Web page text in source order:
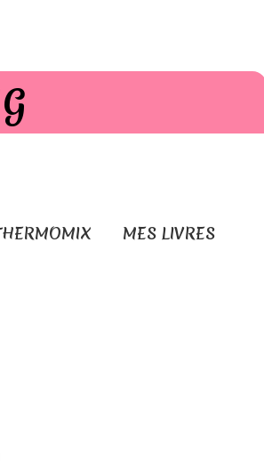
MES LIVRES